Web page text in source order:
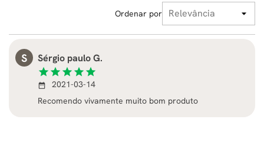
Ordenar por
S Sérgio paulo G.
star star star star star
date_range
2021-03-14
Recomendo vivamente muito bom produto